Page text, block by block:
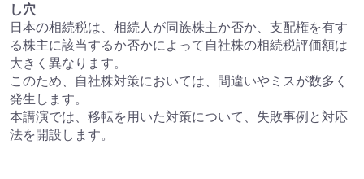
し穴
日本の相続税は、相続人が同族株主か否か、支配権を有す
る株主に該当するか否かによって自社株の相続税評価額は
大きく異なります。
このため、自社株対策においては、間違いやミスが数多く
発生します。
本講演では、移転を用いた対策について、失敗事例と対応
法を開設します。